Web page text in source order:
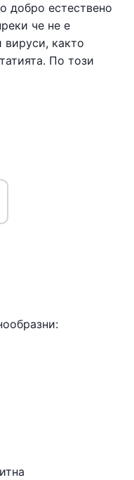
добро естествено
че не е
както
По този